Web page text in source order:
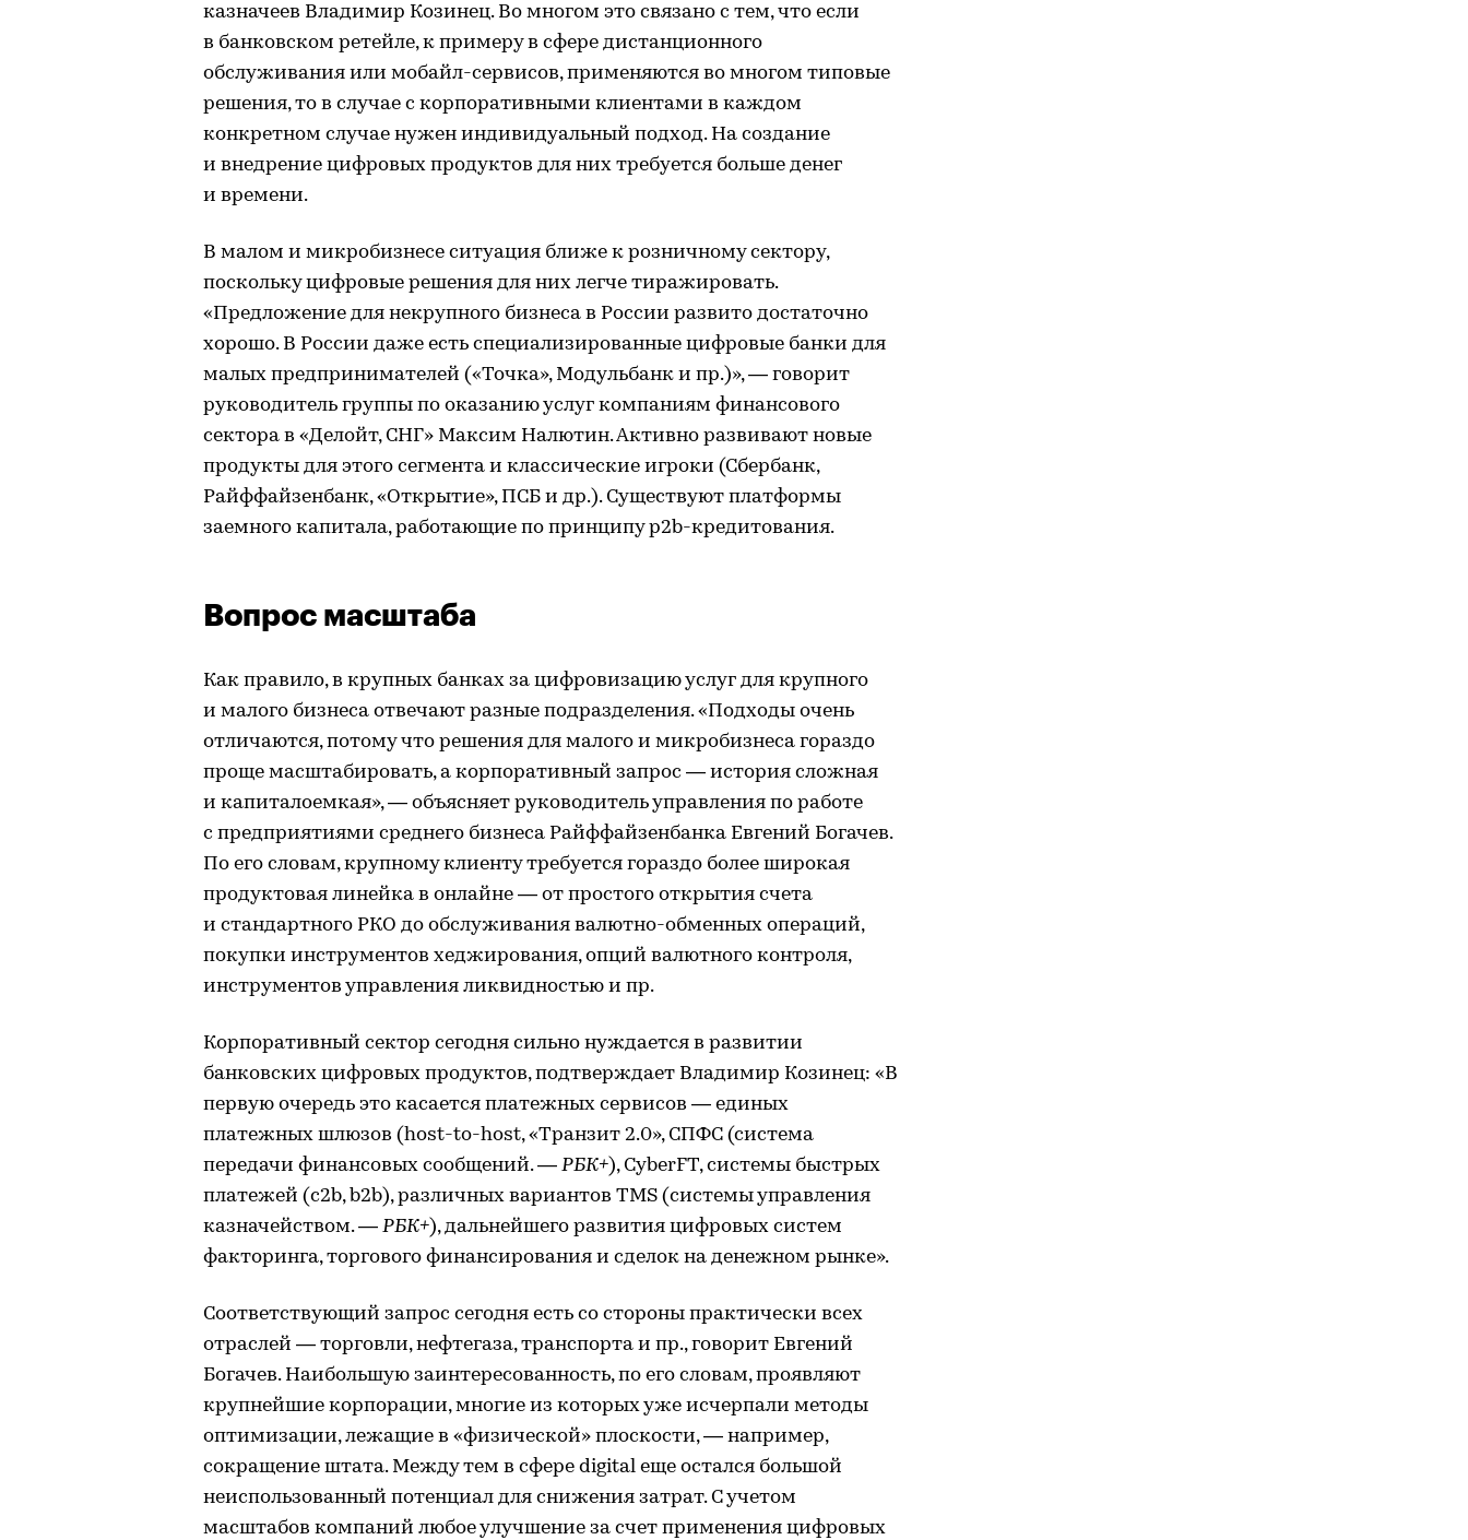
казначеев Владимир Козинец. Во многом это связано с тем, что если
в банковском ретейле, к примеру в сфере дистанционного
обслуживания или мобайл-сервисов, применяются во многом типовые
решения, то в случае с корпоративными клиентами в каждом
конкретном случае нужен индивидуальный подход. На создание
и внедрение цифровых продуктов для них требуется больше денег
и времени.
В малом и микробизнесе ситуация ближе к розничному сектору,
поскольку цифровые решения для них легче тиражировать.
«Предложение для некрупного бизнеса в России развито достаточно
хорошо. В России даже есть специализированные цифровые банки для
малых предпринимателей («Точка», Модульбанк и пр.)», — говорит
руководитель группы по оказанию услуг компаниям финансового
сектора в «Делойт, СНГ» Максим Налютин. Активно развивают новые
продукты для этого сегмента и классические игроки (Сбербанк,
Райффайзенбанк, «Открытие», ПСБ и др.). Существуют платформы
заемного капитала, работающие по принципу p2b-кредитования.
Вопрос масштаба
Как правило, в крупных банках за цифровизацию услуг для крупного
и малого бизнеса отвечают разные подразделения. «Подходы очень
отличаются, потому что решения для малого и микробизнеса гораздо
проще масштабировать, а корпоративный запрос — история сложная
и капиталоемкая», — объясняет руководитель управления по работе
с предприятиями среднего бизнеса Райффайзенбанка Евгений Богачев.
По его словам, крупному клиенту требуется гораздо более широкая
продуктовая линейка в онлайне — от простого открытия счета
и стандартного РКО до обслуживания валютно-обменных операций,
покупки инструментов хеджирования, опций валютного контроля,
инструментов управления ликвидностью и пр.
Корпоративный сектор сегодня сильно нуждается в развитии
банковских цифровых продуктов, подтверждает Владимир Козинец: «В
первую очередь это касается платежных сервисов — единых
платежных шлюзов (host-to-host, «Транзит 2.0», СПФС (система
передачи финансовых сообщений. — РБК+), CyberFT, системы быстрых
платежей (c2b, b2b), различных вариантов TMS (системы управления
казначейством. — РБК+), дальнейшего развития цифровых систем
факторинга, торгового финансирования и сделок на денежном рынке».
Соответствующий запрос сегодня есть со стороны практически всех
отраслей — торговли, нефтегаза, транспорта и пр., говорит Евгений
Богачев. Наибольшую заинтересованность, по его словам, проявляют
крупнейшие корпорации, многие из которых уже исчерпали методы
оптимизации, лежащие в «физической» плоскости, — например,
сокращение штата. Между тем в сфере digital еще остался большой
неиспользованный потенциал для снижения затрат. С учетом
масштабов компаний любое улучшение за счет применения цифровых